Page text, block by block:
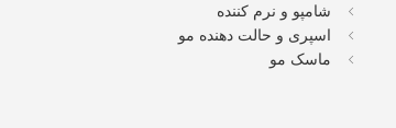
شامپو و نرم کننده
اسپری و حالت دهنده مو
ماسک مو